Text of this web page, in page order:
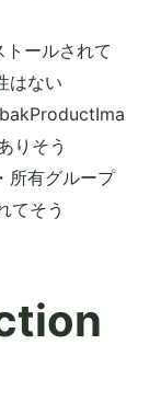
ールされて
はない
りそう
所有グループ
てそう